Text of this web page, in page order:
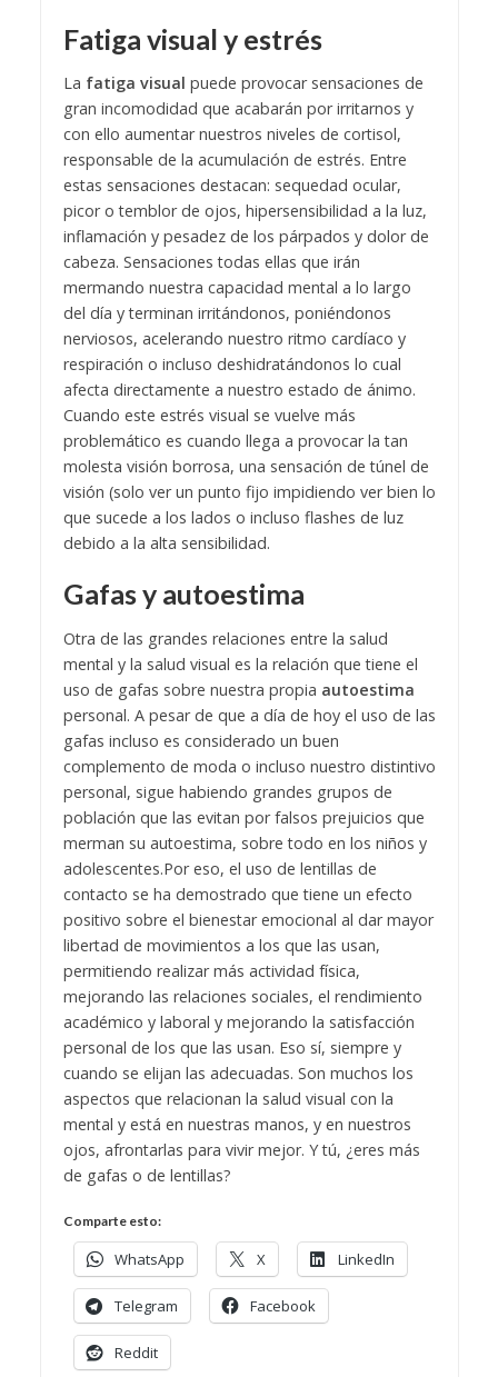
Fatiga visual y estrés
La fatiga visual puede provocar sensaciones de
gran incomodidad que acabarán por irritarnos y
con ello aumentar nuestros niveles de cortisol,
responsable de la acumulación de estrés. Entre
estas sensaciones destacan: sequedad ocular,
picor o temblor de ojos, hipersensibilidad a la luz,
inflamación y pesadez de los párpados y dolor de
cabeza. Sensaciones todas ellas que irán
mermando nuestra capacidad mental a lo largo
del día y terminan irritándonos, poniéndonos
nerviosos, acelerando nuestro ritmo cardíaco y
respiración o incluso deshidratándonos lo cual
afecta directamente a nuestro estado de ánimo.
Cuando este estrés visual se vuelve más
problemático es cuando llega a provocar la tan
molesta visión borrosa, una sensación de túnel de
visión (solo ver un punto fijo impidiendo ver bien lo
que sucede a los lados o incluso flashes de luz
debido a la alta sensibilidad.
Gafas y autoestima
Otra de las grandes relaciones entre la salud
mental y la salud visual es la relación que tiene el
uso de gafas sobre nuestra propia autoestima
personal. A pesar de que a día de hoy el uso de las
gafas incluso es considerado un buen
complemento de moda o incluso nuestro distintivo
personal, sigue habiendo grandes grupos de
población que las evitan por falsos prejuicios que
merman su autoestima, sobre todo en los niños y
adolescentes.Por eso, el uso de lentillas de
contacto se ha demostrado que tiene un efecto
positivo sobre el bienestar emocional al dar mayor
libertad de movimientos a los que las usan,
permitiendo realizar más actividad física,
mejorando las relaciones sociales, el rendimiento
académico y laboral y mejorando la satisfacción
personal de los que las usan. Eso sí, siempre y
cuando se elijan las adecuadas. Son muchos los
aspectos que relacionan la salud visual con la
mental y está en nuestras manos, y en nuestros
ojos, afrontarlas para vivir mejor. Y tú, ¿eres más
de gafas o de lentillas?
Comparte esto:
WhatsApp X LinkedIn
Telegram Facebook
Reddit